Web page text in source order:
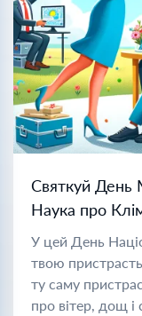
Святкуй День
Наука про
У цей День
твою
ту саму
про вітер, дощ